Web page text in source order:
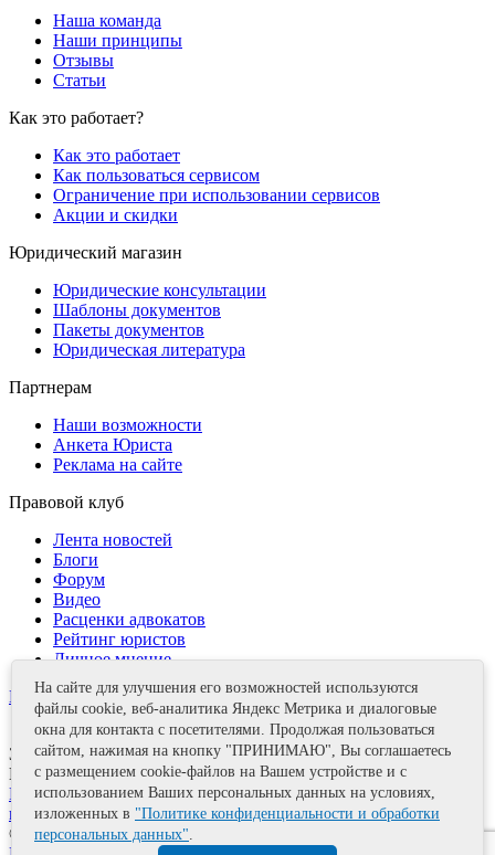
Наша команда
Наши принципы
Отзывы
Статьи
Как это работает?
Как это работает
Как пользоваться сервисом
Ограничение при использовании сервисов
Акции и скидки
Юридический магазин
Юридические консультации
Шаблоны документов
Пакеты документов
Юридическая литература
Партнерам
Наши возможности
Анкета Юриста
Реклама на сайте
Правовой клуб
Лента новостей
Блоги
Форум
Видео
Расценки адвокатов
Рейтинг юристов
Личное мнение
Контакты
Задать вопрос
Поделиться
Политика информационной безопасности Правила
использования материалов
© 2011—2026 А.Е. Мишушин
На сайте для улучшения его возможностей используются
файлы cookie, веб-аналитика Яндекс Метрика и диалоговые
окна для контакта с посетителями. Продолжая пользоваться
сайтом, нажимая на кнопку "ПРИНИМАЮ", Вы соглашаетесь
с размещением cookie-файлов на Вашем устройстве и с
использованием Ваших персональных данных на условиях,
изложенных в "Политике конфиденциальности и обработки
персональных данных".